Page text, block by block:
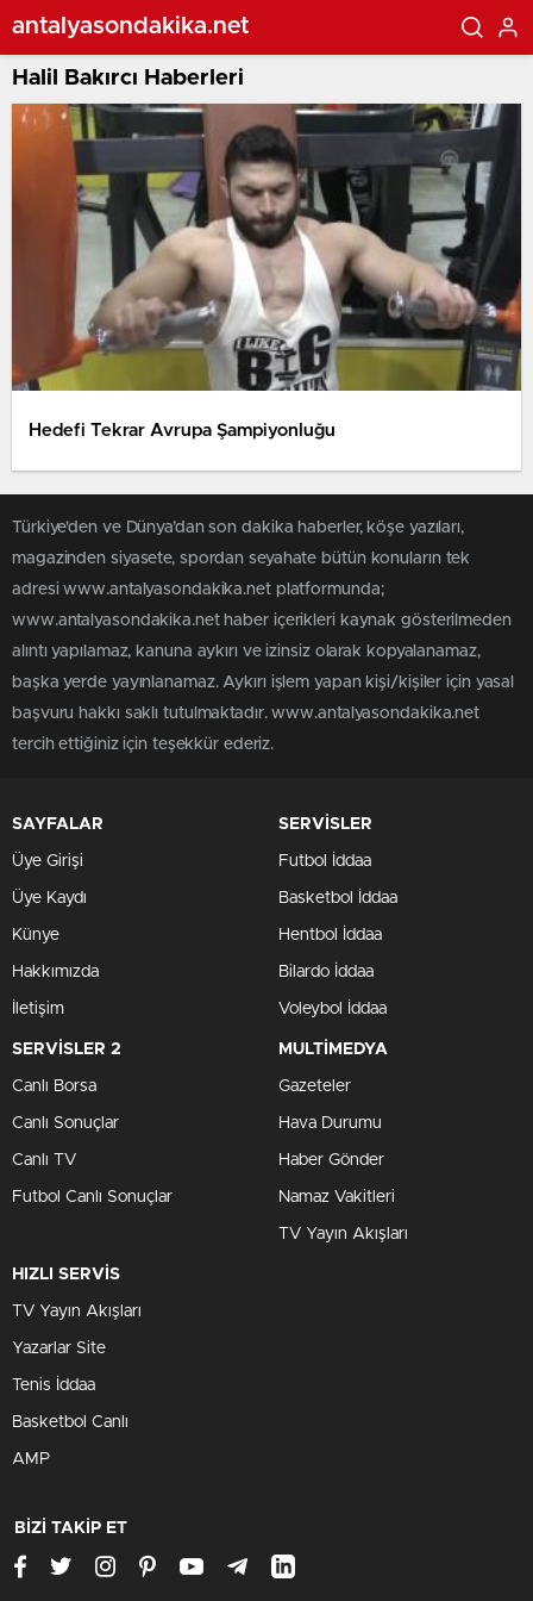
antalyasondakika.net
Halil Bakırcı Haberleri
Hedefi Tekrar Avrupa Şampiyonluğu
Türkiye'den ve Dünya’dan son dakika haberler, köşe yazıları,
magazinden siyasete, spordan seyahate bütün konuların tek
adresi www.antalyasondakika.net platformunda;
www.antalyasondakika.net haber içerikleri kaynak gösterilmeden
alıntı yapılamaz, kanuna aykırı ve izinsiz olarak kopyalanamaz,
başka yerde yayınlanamaz. Aykırı işlem yapan kişi/kişiler için yasal
başvuru hakkı saklı tutulmaktadır. www.antalyasondakika.net
tercih ettiğiniz için teşekkür ederiz.
SAYFALAR
Üye Girişi
Üye Kaydı
Künye
Hakkımızda
İletişim
SERVİSLER
Futbol İddaa
Basketbol İddaa
Hentbol İddaa
Bilardo İddaa
Voleybol İddaa
SERVİSLER 2
Canlı Borsa
Canlı Sonuçlar
Canlı TV
Futbol Canlı Sonuçlar
MULTİMEDYA
Gazeteler
Hava Durumu
Haber Gönder
Namaz Vakitleri
TV Yayın Akışları
HIZLI SERVİS
TV Yayın Akışları
Yazarlar Site
Tenis İddaa
Basketbol Canlı
AMP
BİZİ TAKİP ET